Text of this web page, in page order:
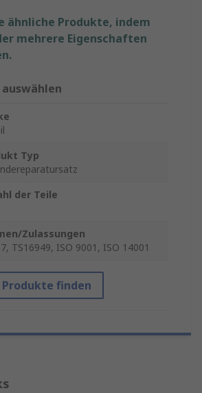
ähnliche Produkte, indem
mehrere Eigenschaften
Typ
der Teile
Zulassungen
TS16949, ISO 9001, ISO 14001
finden